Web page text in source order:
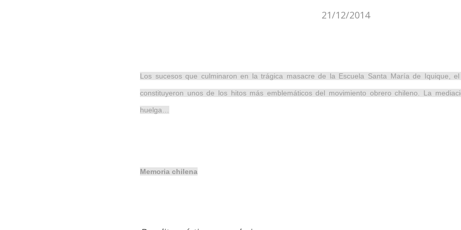
21/12/2014
Los sucesos que culminaron en la trágica masacre de la Escuela Santa María de Iquique,
constituyeron unos de los hitos más emblemáticos del movimiento obrero chileno. La
huelga…
Memoria chilena